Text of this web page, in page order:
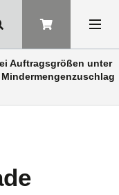
Auftragsgrößen unter